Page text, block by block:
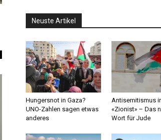
Neuste Artikel
Hungersnot in Gaza?
UNO-Zahlen sagen etwas
anderes
Antisemitismus
«Zionist» – Das
Wort für Jude